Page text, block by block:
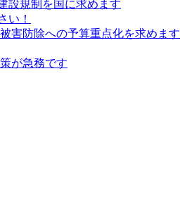
設規制を国に求めます
い！
害防除への予算重点化を求めます
が急務です